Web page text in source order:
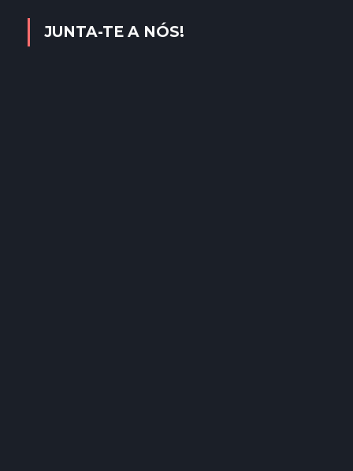
JUNTA-TE A NÓS!